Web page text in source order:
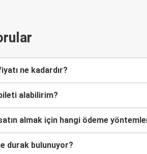
ne kadardır?
alabilirim?
almak için hangi ödeme
durak bulunuyor?